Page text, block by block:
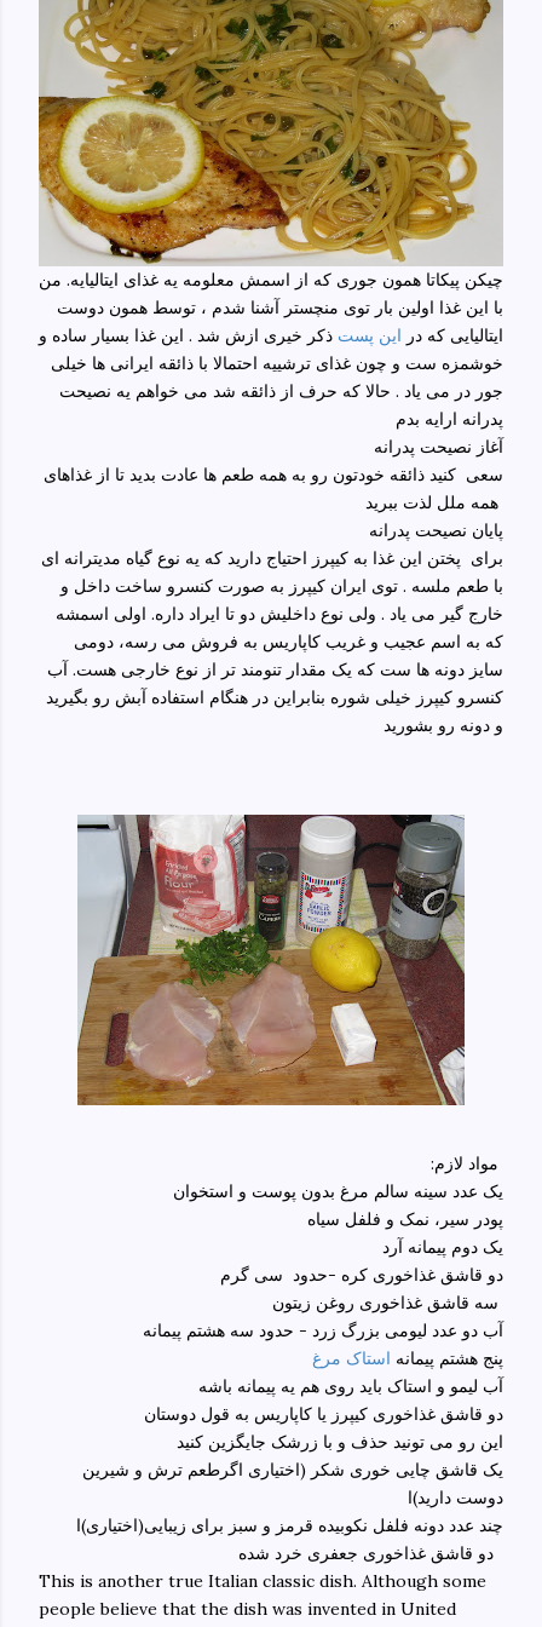
چیکن پیکاتا همون جوری که از اسمش معلومه یه غذای ایتالیایه. من
با این غذا اولین بار توی منچستر آشنا شدم ، توسط همون دوست
ایتالیایی که در این پست ذکر خیری ازش شد . این غذا بسیار ساده و
خوشمزه ست و چون غذای ترشییه احتمالا با ذائقه ایرانی ها خیلی
جور در می یاد . حالا که حرف از ذائقه شد می خواهم یه نصیحت
پدرانه ارایه بدم
آغاز نصیحت پدرانه
سعی کنید ذائقه خودتون رو به همه طعم ها عادت بدید تا از غذاهای
پایان نصیحت پدرانه
برای پختن این غذا به کیپرز احتیاج دارید که یه نوع گیاه مدیترانه ای
با طعم ملسه . توی ایران کیپرز به صورت کنسرو ساخت داخل و
خارج گیر می یاد . ولی نوع داخلیش دو تا ایراد داره. اولی اسمشه
که به اسم عجیب و غریب کاپاریس به فروش می رسه، دومی
سایز دونه ها ست که یک مقدار تنومند تر از نوع خارجی هست. آب
کنسرو کیپرز خیلی شوره بنابراین در هنگام استفاده آبش رو بگیرید
و دونه رو بشورید
یک عدد سینه سالم مرغ بدون پوست و استخوان
پودر سیر، نمک و فلفل سیاه
یک دوم پیمانه آرد
دو قاشق غذاخوری کره -حدود سی گرم
آب دو عدد لیومی بزرگ زرد - حدود سه هشتم پیمانه
پنج هشتم پیمانه استاک مرغ
آب لیمو و استاک باید روی هم یه پیمانه باشه
دو قاشق غذاخوری کیپرز یا کاپاریس به قول دوستان
این رو می تونید حذف و با زرشک جایگزین کنید
یک قاشق چایی خوری شکر (اختیاری اگرطعم ترش و شیرین
دوست دارید)ا
چند عدد دونه فلفل نکوبیده قرمز و سبز برای زیبایی(اختیاری)ا
This is another true Italian classic dish. Although some
people believe that the dish was invented in United